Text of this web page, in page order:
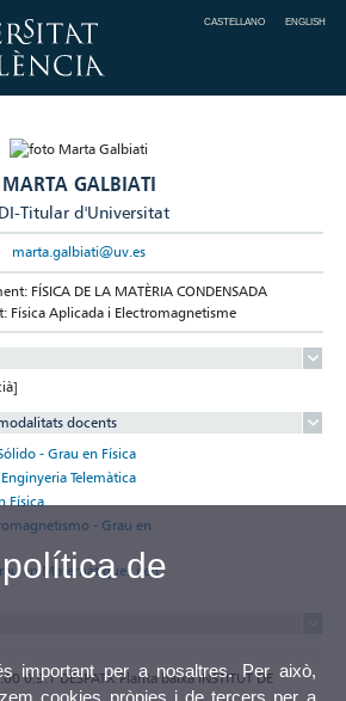
CASTELLANO ENGLISH
MARTA GALBIATI
Titular d'Universitat
marta.galbiati@uv.es
FÍSICA DE LA MATÈRIA CONDENSADA
Física Aplicada i Electromagnetisme
docents
- Grau en Física
Telemàtica
Física
- Grau en
en Matemàtiques i en
0.9.1 DESPATX Planta baixa INSTITUT DE
de
important per a nosaltres. Per això,
cookies pròpies i de tercers per a